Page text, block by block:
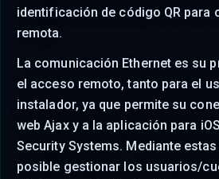
identificación de código QR para
remota.
La comunicación Ethernet es su
el acceso remoto, tanto para el
instalador, ya que permite su
web Ajax y a la aplicación para
Security Systems. Mediante
posible gestionar los usuarios/